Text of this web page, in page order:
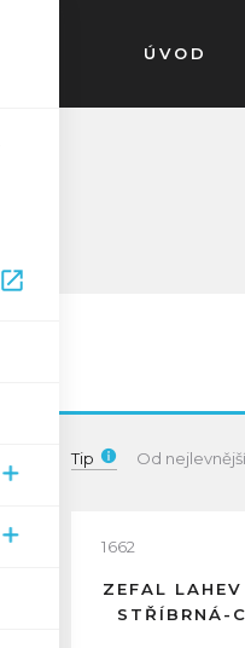
ÚVOD
Tip Od
1662
ZEFAL
STŘÍBRNÁ-